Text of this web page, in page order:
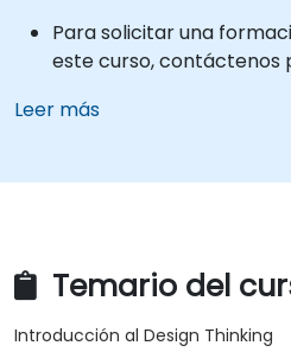
Para solicitar una
este curso, contáctenos
Leer más
Temario del
Introducción al Design Thinking